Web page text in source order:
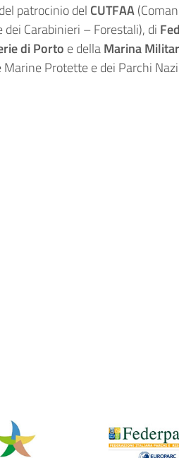
patrocinio del CUTFAA
Carabinieri – Forestali), di
di Porto e dellaMarina
Protette e dei Parchi